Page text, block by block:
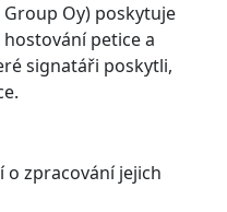
Oy) poskytuje
petice a
signatáři poskytli,
o zpracování jejich